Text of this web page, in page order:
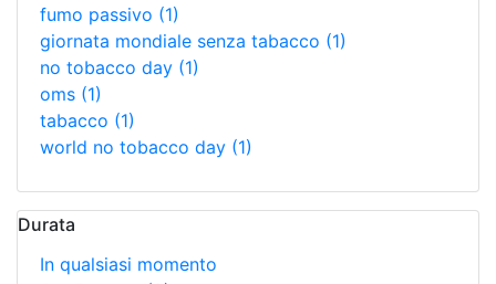
fumo passivo (1)
giornata mondiale senza tabacco (1)
no tobacco day (1)
oms (1)
tabacco (1)
world no tobacco day (1)
Durata
In qualsiasi momento